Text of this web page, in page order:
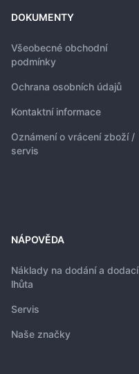
DOKUMENTY
Všeobecné obchodní
podmínky
Ochrana osobních údajů
Kontaktní informace
Oznámení o vrácení zboží /
servis
NÁPOVĚDA
Náklady na dodání a dodací
lhůta
Servis
Naše značky